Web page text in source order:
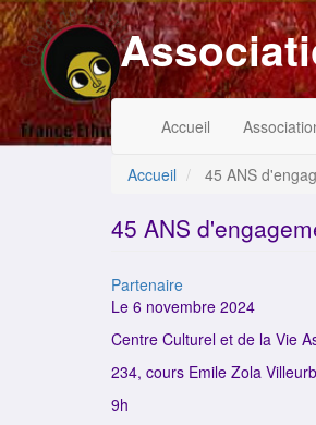
Aller
au
contenu
principal
principale
Accueil
du
de
Accueil 45 ANS
45 ANS
Catégorie
Partenaire
Le 6 novembre 2024
Centre Culturel et de la Vie
234, cours Emile Zola
9h